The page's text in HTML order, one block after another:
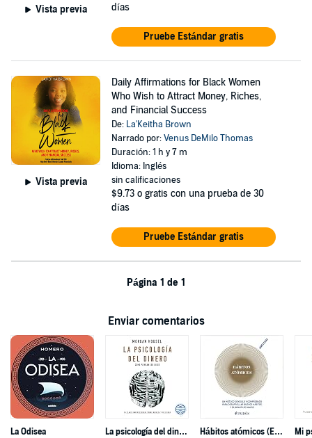
Vista previa
días
Pruebe Estándar gratis
Vista previa
Daily Affirmations for Black Women
Who Wish to Attract Money, Riches,
and Financial Success
De: La'Keitha Brown
Narrado por:Venus DeMilo Thomas
Duración: 1 h y 7 m
Idioma: Inglés
sin calificaciones
$9.73 o gratis con una prueba de 30
días
Pruebe Estándar gratis
Página 1 de 1
Enviar comentarios
La Odisea La psicología del dinero Hábitos atómicos (Español neutro) Mi